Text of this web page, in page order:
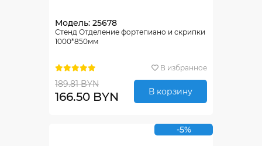
Модель: 25678
Стенд Отделение фортепиано и скрипки
1000*850мм
В избранное
189.81 BYN
166.50 BYN В корзину
-5%